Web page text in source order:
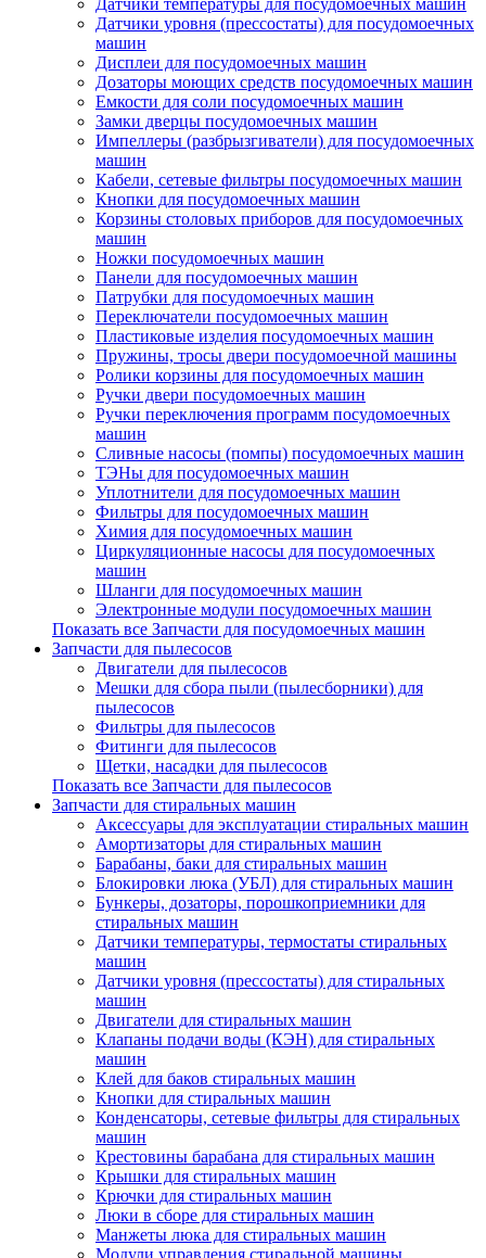
Датчики температуры для посудомоечных машин
Датчики уровня (прессостаты) для посудомоечных
машин
Дисплеи для посудомоечных машин
Дозаторы моющих средств посудомоечных машин
Емкости для соли посудомоечных машин
Замки дверцы посудомоечных машин
Импеллеры (разбрызгиватели) для посудомоечных
машин
Кабели, сетевые фильтры посудомоечных машин
Кнопки для посудомоечных машин
Корзины столовых приборов для посудомоечных
машин
Ножки посудомоечных машин
Панели для посудомоечных машин
Патрубки для посудомоечных машин
Переключатели посудомоечных машин
Пластиковые изделия посудомоечных машин
Пружины, тросы двери посудомоечной машины
Ролики корзины для посудомоечных машин
Ручки двери посудомоечных машин
Ручки переключения программ посудомоечных
машин
Сливные насосы (помпы) посудомоечных машин
ТЭНы для посудомоечных машин
Уплотнители для посудомоечных машин
Фильтры для посудомоечных машин
Химия для посудомоечных машин
Циркуляционные насосы для посудомоечных
машин
Шланги для посудомоечных машин
Электронные модули посудомоечных машин
Показать все Запчасти для посудомоечных машин
Запчасти для пылесосов
Двигатели для пылесосов
Мешки для сбора пыли (пылесборники) для
пылесосов
Фильтры для пылесосов
Фитинги для пылесосов
Щетки, насадки для пылесосов
Показать все Запчасти для пылесосов
Запчасти для стиральных машин
Аксессуары для эксплуатации стиральных машин
Амортизаторы для стиральных машин
Барабаны, баки для стиральных машин
Блокировки люка (УБЛ) для стиральных машин
Бункеры, дозаторы, порошкоприемники для
стиральных машин
Датчики температуры, термостаты стиральных
машин
Датчики уровня (прессостаты) для стиральных
машин
Двигатели для стиральных машин
Клапаны подачи воды (КЭН) для стиральных
машин
Клей для баков стиральных машин
Кнопки для стиральных машин
Конденсаторы, сетевые фильтры для стиральных
машин
Крестовины барабана для стиральных машин
Крышки для стиральных машин
Крючки для стиральных машин
Люки в сборе для стиральных машин
Манжеты люка для стиральных машин
Модули управления стиральной машины